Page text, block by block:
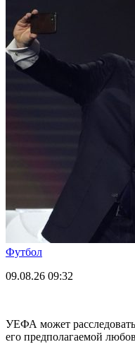
Футбол
09.08.26 09:32
УЕФА может
его предполагаемой